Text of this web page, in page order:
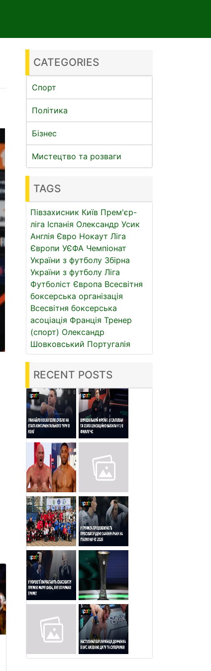
CATEGORIES
Спорт
Політика
Бізнес
Мистецтво та розваги
TAGS
Півзахисник Київ Прем'єр-
ліга Іспанія Олександр Усик
Англія Євро Нокаут Ліга
Європи УЄФА Чемпіонат
України з футболу Збірна
України з футболу Ліга
Футболіст Європа Всесвітня
боксерська організація
Всесвітня боксерська
асоціація Франція Тренер
(спорт) Олександр
Шовковський Португалія
RECENT POSTS